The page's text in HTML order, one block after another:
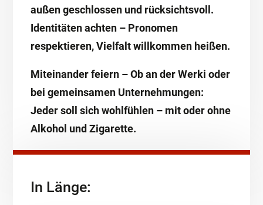
außen geschlossen und rücksichtsvoll.
Identitäten achten – Pronomen
respektieren, Vielfalt willkommen heißen.
Miteinander feiern – Ob an der Werki oder
bei gemeinsamen Unternehmungen:
Jeder soll sich wohlfühlen – mit oder ohne
Alkohol und Zigarette.
In Länge: